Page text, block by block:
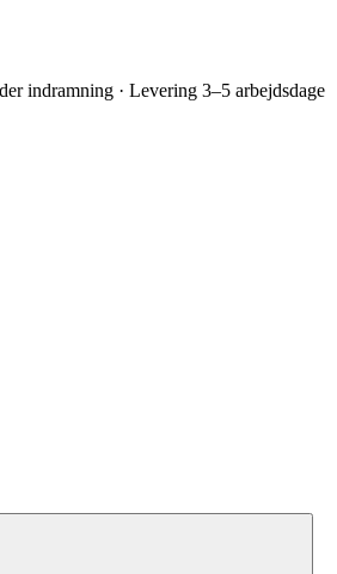
indramning · Levering 3–5 arbejdsdage